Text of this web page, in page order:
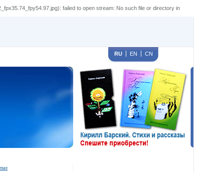
failed to open stream: No such file or directory in
RU EN CN